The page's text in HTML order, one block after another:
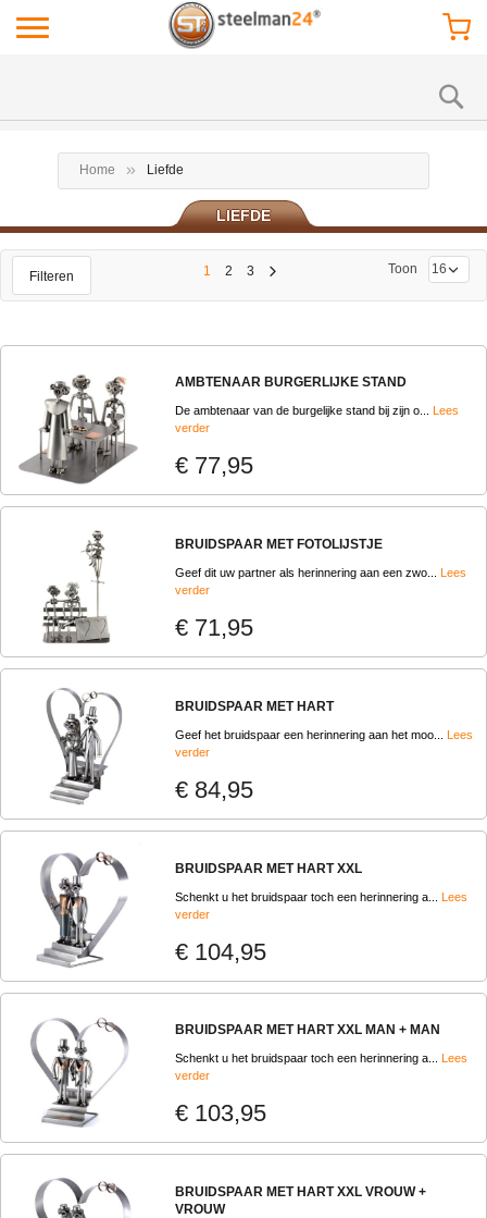
Home Liefde
LIEFDE
Filteren 1 2 3 Toon
AMBTENAAR BURGERLIJKE STAND
De ambtenaar van de burgelijke stand bij zijn o...
Lees
verder
€ 77,95
BRUIDSPAAR MET FOTOLIJSTJE
Geef dit uw partner als herinnering aan een zwo... Lees
verder
€ 71,95
BRUIDSPAAR MET HART
Geef het bruidspaar een herinnering aan het moo... Lees
verder
€ 84,95
BRUIDSPAAR MET HART XXL
Schenkt u het bruidspaar toch een herinnering a... Lees
verder
€ 104,95
BRUIDSPAAR MET HART XXL MAN + MAN
Schenkt u het bruidspaar toch een herinnering a...
Lees
verder
€ 103,95
BRUIDSPAAR MET HART XXL VROUW +
VROUW